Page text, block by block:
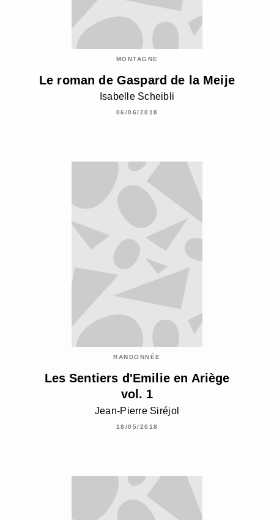
MONTAGNE
Le roman de Gaspard de la Meije
Isabelle Scheibli
06/06/2018
RANDONNÉE
Les Sentiers d'Emilie en Ariège
vol. 1
Jean-Pierre Siréjol
18/05/2018